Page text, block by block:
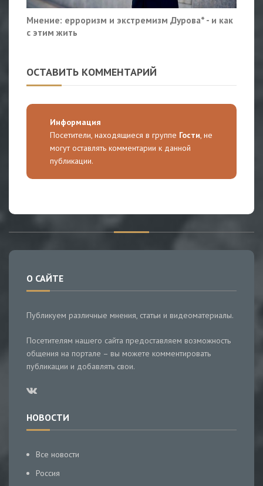
Мнение: ерроризм и экстремизм Дурова* - и как
с этим жить
ОСТАВИТЬ КОММЕНТАРИЙ
Информация
Посетители, находящиеся в группе Гости, не
могут оставлять комментарии к данной
публикации.
О САЙТЕ
Публикуем различные мнения, статьи и видеоматериалы.
Посетителям нашего сайта предоставляем возможность
общения на портале – вы можете комментировать
публикации и добавлять свои.
НОВОСТИ
Все новости
Россия